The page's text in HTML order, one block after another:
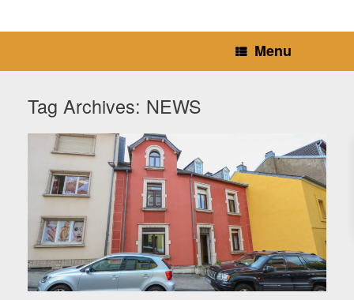
Menu
Tag Archives: NEWS